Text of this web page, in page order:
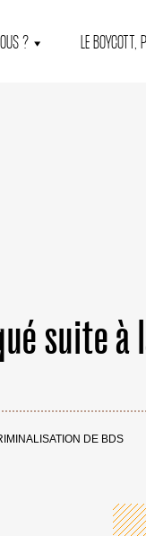
? LE BOYCOTT,
suite à
DE BDS